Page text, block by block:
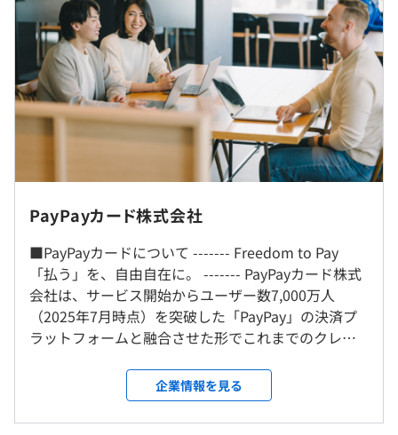
強い組織へ
世の中の声をキャッチし、ビジネスを柔軟に変化・拡大さ
せるべく、より速く、よりよいものをリリースし続ける
「ものづくり集団」として新機能の開発、現行システムの
改修・保守・運用をおこなっています。
プロジェクトごとに選択、オブジェクト指向、ウォーター
国籍メンバー）
Terraform、Google Kubernetes Engine、Google Cloud
就業場所の変更範囲
Hybrid Workstyle（オフィス＜東京・福岡いずれか＞、自
宅にてリモートワーク）
※所属組織のルールおよび業務指示に応じて出社/リモー
ト対応頂きます。
＜変更範囲＞
想定年収は年収提示額を保証するものではありません）
■フルフレックス制（コアタイムなし）
■原則：午前9時～午後17時45分（実働：7時間45分）
※中抜けもできるため、プライベートを充実させながら勤
休憩時間：60分
■土日祝日、年末年始および会社指定日
■休暇（法定休暇および会社福利厚生）
■年次有給休暇（初年度14日間、入社月に応じて按分付
与。入社日から使用可）
PayPayカード株式会社
■PayPayカードについて ------- Freedom to Pay
「払う」を、自由自在に。 ------- PayPayカード株式
会社は、サービス開始からユーザー数7,000万人
（2025年7月時点）を突破した「PayPay」の決済プ
ラットフォームと融合させた形でこれまでのクレジ
たよりユーザーに身近で便利なフィンテックサービ
スを提供する為に2021年に誕生しました。 OUR
VISION IS UNLIMITED_ 我々は自分たちの想像を超
企業情報を見る